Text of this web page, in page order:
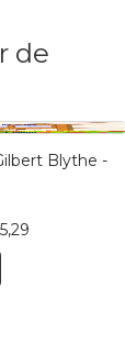
de
Blythe -